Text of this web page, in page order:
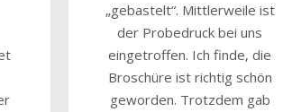
„gebastelt“. Mittlerweile ist
der Probedruck bei uns
eingetroffen. Ich finde, die
Broschüre ist richtig schön
geworden. Trotzdem gab